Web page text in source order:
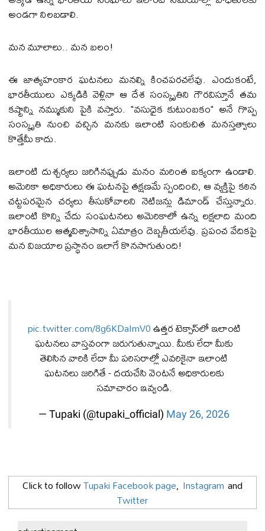
అండగా నిలబడాలి.
మన మూలాలు.. మన బలం!
ఈ జాత్యహంకార ఘటనలు మనల్ని కించపరచలేవు. ఎందుకంటే,
భారతీయులు ఎక్కడికి వెళ్లినా ఆ దేశ సంస్కృతిని గౌరవిస్తూనే తమ
కష్టాన్ని నమ్ముకుని పైకి వస్తారు. "వసుధైక కుటుంబకం" అనే గొప్ప
సంస్కృతి నుంచి వచ్చిన మనకు ఇలాంటి సంకుచిత మనస్తత్వాలు
కొత్తేమీ కాదు.
ఇలాంటి దుశ్చర్యలు జరిగినప్పుడు మనం మరింత ఐక్యంగా ఉండాలి.
అమెరికా అధికారులు ఈ ఘటనపై తక్షణమే స్పందించి, ఆ వ్యక్తిపై కఠిన
చట్టపరమైన చర్యలు తీసుకోవాలని నెటిజన్లు డిమాండ్ చేస్తున్నారు.
ఇలాంటి కొన్ని చేదు సంఘటనలు అమెరికాలో ఉన్న లక్షలాది మంది
భారతీయుల ఆత్మవిశ్వాసాన్ని ఏమాత్రం దెబ్బతీయలేవు. ప్రపంచ వేదికపై
మన విజయాల ప్రస్థానం ఇలాగే కొనసాగుతుంది!
pic.twitter.com/8g6KDaImV0ఉత్తర టెక్సాస్‌లో ఇలాంటి
ఘటనలు వాస్తవంగా జరుగుతున్నాయి. మీకు లేదా మీకు
తెలిసిన వారికి లేదా మీ పరిసరాల్లో ఎవరికైనా ఇలాంటి
ఘటనలు జరిగితే - దయచేసి వెంటనే అధికారులకు
సమాచారం ఇవ్వండి.
— Tupaki (@tupaki_official) May 26, 2026
Click to followTupaki Facebook page, Instagram and
Twitter